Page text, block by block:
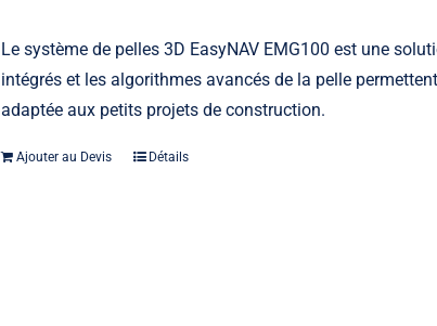
Le système de pelles 3D EasyNAV EMG100 est une
intégrés et les algorithmes avancés de la pelle
adaptée aux petits projets de construction.
Ajouter au Devis Détails